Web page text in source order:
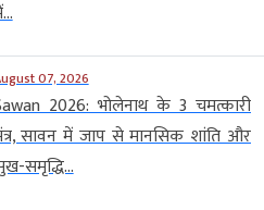
07, 2026
2026: भोलेनाथ के 3 चमत्कारी
सावन में जाप से मानसिक शांति और
समृद्धि...